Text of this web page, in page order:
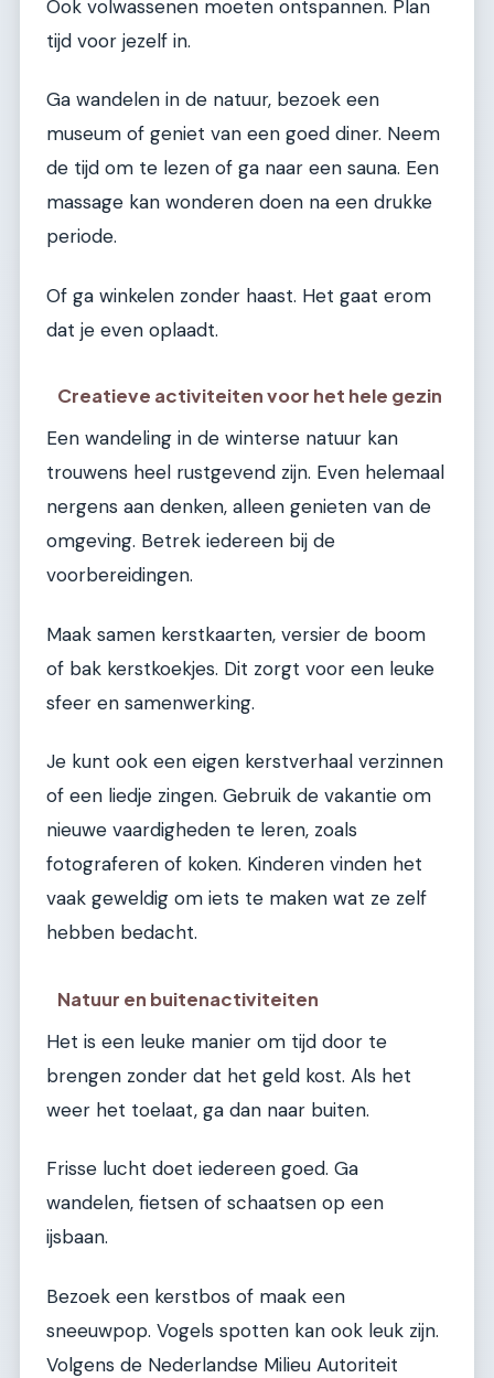
Ook volwassenen moeten ontspannen. Plan
tijd voor jezelf in.
Ga wandelen in de natuur, bezoek een
museum of geniet van een goed diner. Neem
de tijd om te lezen of ga naar een sauna. Een
massage kan wonderen doen na een drukke
periode.
Of ga winkelen zonder haast. Het gaat erom
dat je even oplaadt.
Creatieve activiteiten voor het hele gezin
Een wandeling in de winterse natuur kan
trouwens heel rustgevend zijn. Even helemaal
nergens aan denken, alleen genieten van de
omgeving. Betrek iedereen bij de
voorbereidingen.
Maak samen kerstkaarten, versier de boom
of bak kerstkoekjes. Dit zorgt voor een leuke
sfeer en samenwerking.
Je kunt ook een eigen kerstverhaal verzinnen
of een liedje zingen. Gebruik de vakantie om
nieuwe vaardigheden te leren, zoals
fotograferen of koken. Kinderen vinden het
vaak geweldig om iets te maken wat ze zelf
hebben bedacht.
Natuur en buitenactiviteiten
Het is een leuke manier om tijd door te
brengen zonder dat het geld kost. Als het
weer het toelaat, ga dan naar buiten.
Frisse lucht doet iedereen goed. Ga
wandelen, fietsen of schaatsen op een
ijsbaan.
Bezoek een kerstbos of maak een
sneeuwpop. Vogels spotten kan ook leuk zijn.
Volgens de Nederlandse Milieu Autoriteit